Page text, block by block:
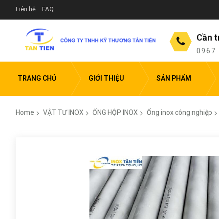
Liên hệ FAQ
Cần
0967
TRANG CHỦ GIỚI THIỆU SẢN PHẨM
Home VẬT TƯ INOX ỐNG HỘP INOX Ống inox công nghiệp